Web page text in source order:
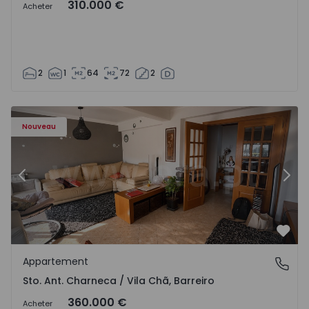
Acheter 310.000 €
2 1 64 72 2
Nouveau
- 1573477 - 14
Appartement T3 Barreiro, Sto. Ant. Charneca / Vila Chã -
Précédent
Sto. Ant. Charneca / Vila Chã, Barreiro
Appartement
Sto. Ant. Charneca / Vila Chã, Barreiro
Acheter 360.000 €